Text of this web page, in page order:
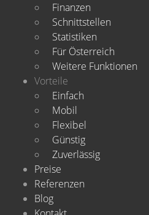
Finanzen
Schnittstellen
Statistiken
Für Österreich
Weitere Funktionen
Vorteile
Einfach
Mobil
Flexibel
Günstig
Zuverlässig
Preise
Referenzen
Blog